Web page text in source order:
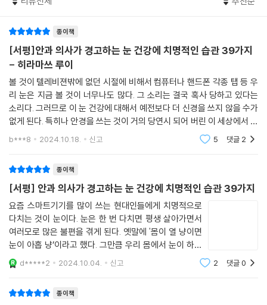
O 양쪽 눈으로 볼 때 증상이 있다면 즉시 신경외과를 간다
32
X 나이가 들면 눈꺼풀이 처지는 증상은 당연하다
O 한쪽 눈꺼풀만 단기간에 처졌다면 뇌동맥류를 의심한다
33
X 눈이 충혈되고, 가렵고, 따끔거리고, 시린 증상을 방치한다
O 눈이 건조하지 않더라도 우선 안구건조증을 의심한다
34
O 안저 검사로 원인을 밝혀낸다
눈 건강 자가 진단법
4장 모르면 위험한 안과 선택 기준
35
O 만나기 편하고 궁합이 잘 맞는 의사를 찾는다
종이책
[서평]안과 의사가 경고하는 눈 건강에 치명적인 습관 39가지
- 히라마쓰 루이
볼 것이 텔레비젼밖에 없던 시절에 비해서 컴퓨터나 핸드폰 각종 탭 등 우
리 눈은 지금 볼 것이 너무나도 많다. 그 소리는 결국 혹사 당하고 있다는
소리다. 그러므로 이 눈 건강에 대해서 예전보다 더 신경을 쓰지 않을 수가
없게 된다. 특히나 안경을 쓰는 것이 거의 당연시 되어 버린 이 세상에서 눈
이라는 존재는 반드시 보호해야 하는 그런 장기 중에 하나이다. 그렇다면
b***8 2024.10.18. 신고 5 댓글 2
종이책
[서평] 안과 의사가 경고하는 눈 건강에 치명적인 습관 39가지
요즘 스마트기기를 많이 쓰는 현대인들에게 치명적으로
다치는 것이 눈이다. 눈은 한 번 다치면 평생 살아가면서
여러모로 많은 불편을 겪게 된다. 옛말에 '몸이 열 냥이면
눈이 아홉 냥’이라고 했다. 그만큼 우리 몸에서 눈이 하는
역할이 매우 중요하고 절대 잃어서는 안되는 부위라는 것
이다. 그런데 눈을 안일하게 생각하는 현대인들에게 매우
d*****2 2024.10.04. 신고 2 댓글0
종이책